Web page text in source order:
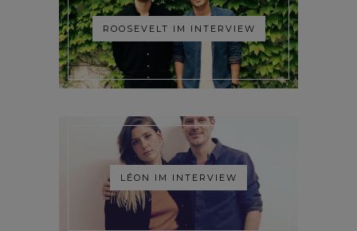
ROOSEVELT IM INTERVIEW
LÉON IM INTERVIEW